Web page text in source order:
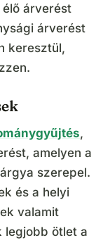
árverést
árverést
keresztül,
,
amelyen a
szerepel.
és a helyi
valamit
legjobb ötlet a